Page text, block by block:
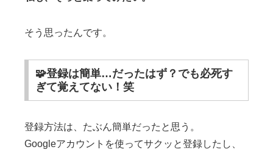
そう思ったんです。
🧩登録は簡単…だったはず？でも必死す
ぎて覚えてない！笑
登録方法は、たぶん簡単だったと思う。
Googleアカウントを使ってサクッと登録したし、